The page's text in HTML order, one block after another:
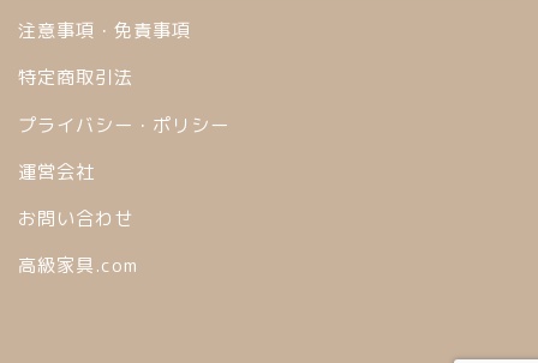
注意事項・免責事項
特定商取引法
プライバシー・ポリシー
運営会社
お問い合わせ
高級家具.com